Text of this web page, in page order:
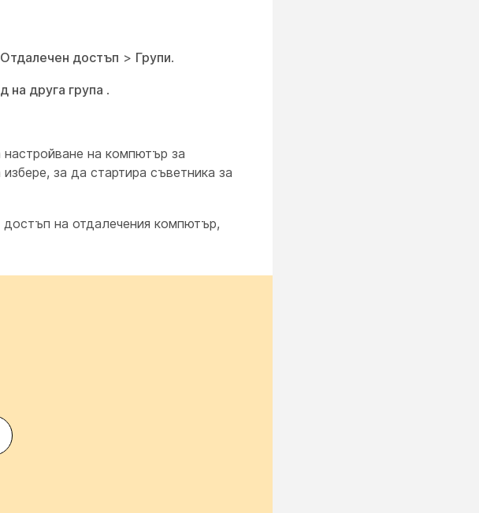
Отдалечен достъп > Групи.
на друга група .
на компютър за
за да стартира съветника за
на отдалечения компютър,